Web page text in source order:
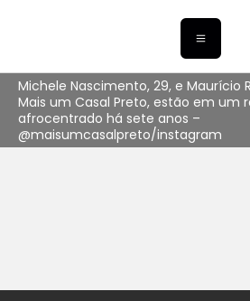
Michele Nascimento, 29, e Maurício
Mais um Casal Preto, estão em um
afrocentrado há sete anos –
@maisumcasalpreto/instagram